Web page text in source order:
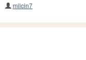
milcin7